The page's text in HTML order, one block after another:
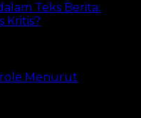
Teks Berita:
Kritis?
Menurut